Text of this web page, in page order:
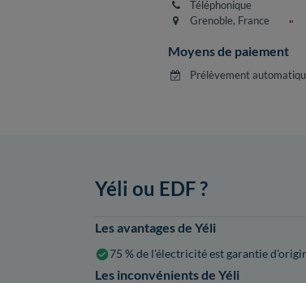
Téléphonique
Grenoble, France
Moyens de paiement
Prélèvement
Yéli ou EDF ?
Les avantages de Yéli
75 % de l'électricité est garantie
Les inconvénients de Yéli